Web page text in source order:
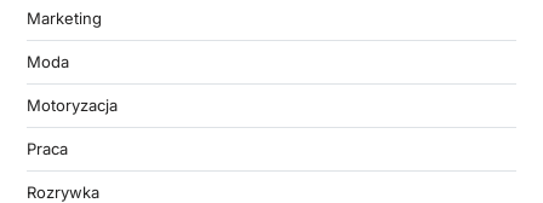
Marketing
Moda
Motoryzacja
Praca
Rozrywka